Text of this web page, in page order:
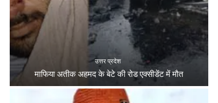
उत्तर प्रदेश
माफिया अतीक अहमद के बेटे की रोड एक्सीडेंट में मौत